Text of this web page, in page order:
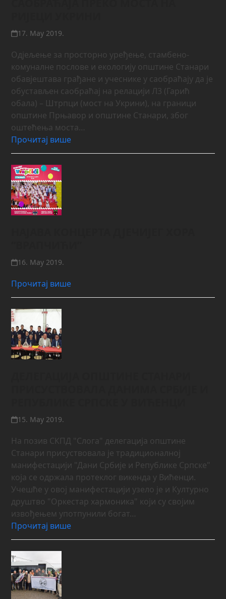
17. May 2019.
Одјељење за просторно уређење, стамбено-
комуналне послове и екологију општине Станари
обавјештава грађане и учеснике у саобраћају да је
обустављен саобраћај на релацији Л3 (Гарић
обала) – Штрпци (мост на Укрини), на граници
општине Прњавор и општине Станари, због
оштећења моста…
Прочитај више
16. May 2019.
Прочитај више
15. May 2019.
На позив СКПД "Слога" делегација општине
Станари присуствовала је традиционалној
манифестацији "Дани Србије и Републике Српске"
која се одржала протеклог викенда у Вићенци.
Учешће у овој манифестацији узело је и Културно
друштво "Оркестар хармоника" који су својим
извођењем употпунили богат…
Прочитај више